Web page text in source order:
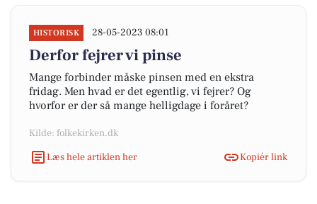
HISTORISK 28-05-2023 08:01
Derfor fejrer vi pinse
Mange forbinder måske pinsen med en ekstra
fridag. Men hvad er det egentlig, vi fejrer? Og
hvorfor er der så mange helligdage i foråret?
Kilde: folkekirken.dk
Læs hele artiklen her
Kopiér link